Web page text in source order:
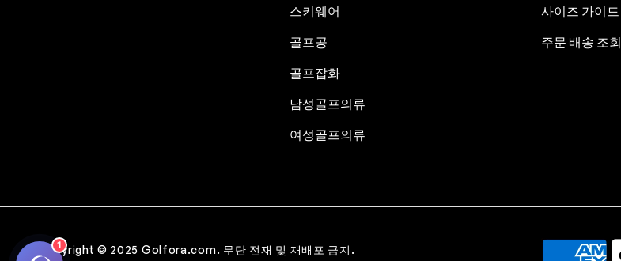
스키웨어
골프공
골프잡화
남성골프의류
여성골프의류
사이즈 가이드
주문 배송 조회
Copyright © 2025 Golfora.com. 무단 전재 및 재배포 금지.
1